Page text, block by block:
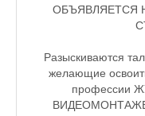
ОБЪЯВЛЯЕТСЯ
Разыскиваются
желающие
профессии